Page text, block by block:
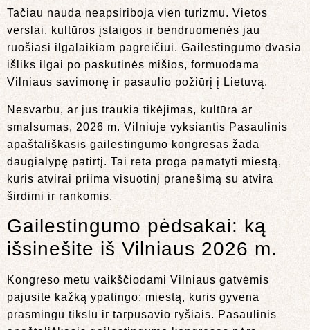
Tačiau nauda neapsiriboja vien turizmu. Vietos
verslai, kultūros įstaigos ir bendruomenės jau
ruošiasi ilgalaikiam pagreičiui. Gailestingumo dvasia
išliks ilgai po paskutinės mišios, formuodama
Vilniaus savimonę ir pasaulio požiūrį į Lietuvą.
Nesvarbu, ar jus traukia tikėjimas, kultūra ar
smalsumas, 2026 m. Vilniuje vyksiantis Pasaulinis
apaštališkasis gailestingumo kongresas žada
daugialypę patirtį. Tai reta proga pamatyti miestą,
kuris atvirai priima visuotinį pranešimą su atvira
širdimi ir rankomis.
Gailestingumo pėdsakai: ką
išsinešite iš Vilniaus 2026 m.
Kongreso metu vaikščiodami Vilniaus gatvėmis
pajusite kažką ypatingo: miestą, kuris gyvena
prasmingu tikslu ir tarpusavio ryšiais. Pasaulinis